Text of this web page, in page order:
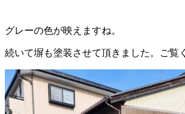
グレーの色が映えますね。
続いて塀も塗装させて頂きました。ご覧